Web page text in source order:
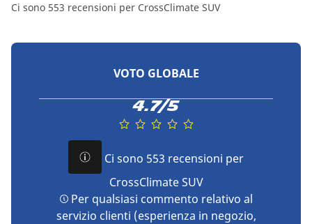
Ci sono 553 recensioni per CrossClimate SUV
VOTO GLOBALE
4.7/5
Ci sono 553 recensioni per
CrossClimate SUV
Per qualsiasi commento relativo al
servizio clienti (esperienza in negozio,